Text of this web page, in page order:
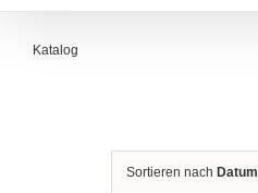
Katalog
Sortieren nach Datum